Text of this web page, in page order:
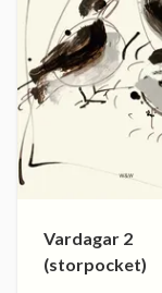
Vardagar 2
(storpocket)